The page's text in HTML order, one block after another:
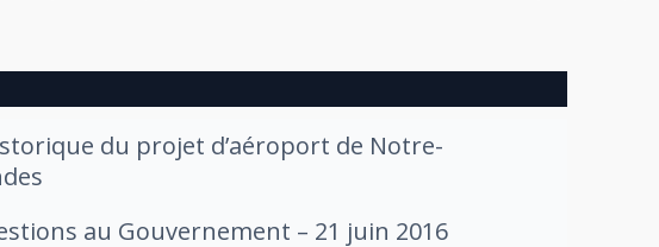
du projet d’aéroport de Notre-
au Gouvernement – 21 juin 2016